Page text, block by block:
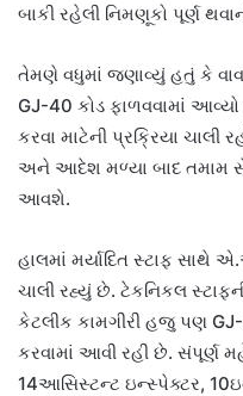
બાકી રહેલી નિમણૂકો પૂર્ણ
તેમણે વધુમાં જણાવ્યું હતું કે
GJ-40 કોડ ફાળવવામાં
કરવા માટેની પ્રક્રિયા
અને આદેશ મળ્યા બાદ તમામ
આવશે.
હાલમાં મર્યાદિત સ્ટાફ
ચાલી રહ્યું છે. ટેકનિકલ
કેટલીક કામગીરી હજુ પણ
કરવામાં આવી રહી છે. સંપૂર્ણ
14આસિસ્ટન્ટ ઇન્સ્પેક્ટર,